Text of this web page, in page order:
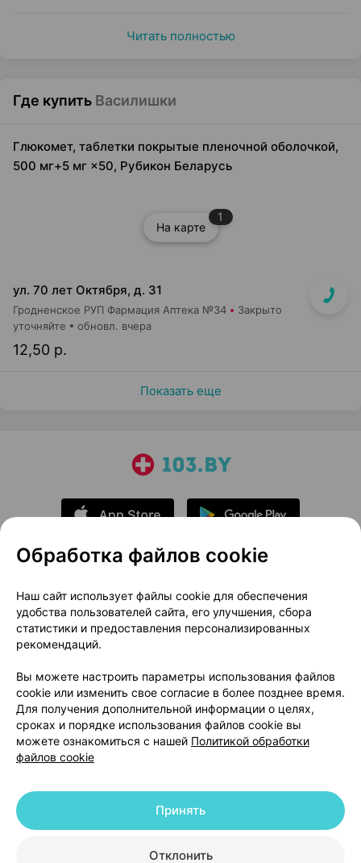
Читать полностью
Где купить Василишки
Глюкомет, таблетки покрытые пленочной оболочкой,
500 мг+5 мг ×50, Рубикон Беларусь
На карте
1
ул. 70 лет Октября, д. 31
Гродненское РУП Фармация Аптека №34 Закрыто
12,50 р.
уточняйте обновл. вчера
Показать еще
О проекте
Новости проекта
Размещение рекламы
Медицинский маркетинг
Публичный договор
Доставка
Способы оплаты
Вакансии
Партнеры
Написать руководителю 103.by
Написать в поддержку
Персональные настройки Cookie
© 2026 ООО «Артокс Лаб», УНП 191700409 | 220012, Республика Беларусь,
+375 291212755
Обработка файлов cookie
Наш сайт использует файлы cookie для обеспечения
удобства пользователей сайта, его улучшения, сбора
статистики и предоставления персонализированных
рекомендаций.
Вы можете настроить параметры использования файлов
cookie или изменить свое согласие в более позднее время.
Для получения дополнительной информации о целях,
сроках и порядке использования файлов cookie вы
можете ознакомиться с нашей Политикой обработки
файлов cookie
Отклонить
Принять